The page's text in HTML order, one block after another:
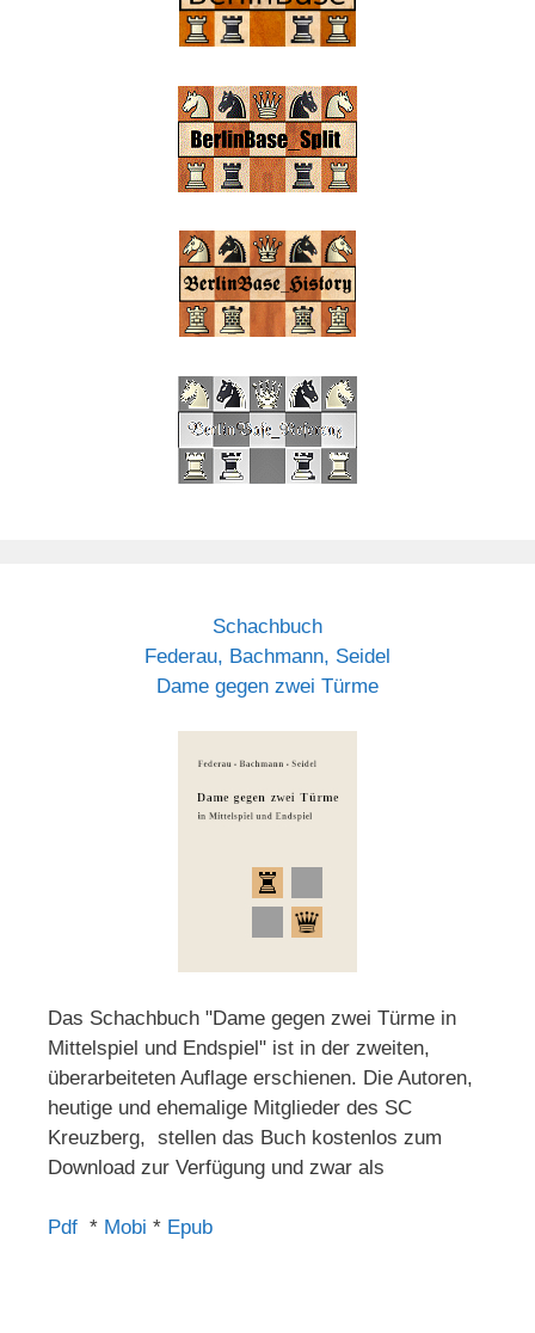
Schachbuch
Federau, Bachmann, Seidel
Dame gegen zwei Türme
Das Schachbuch "Dame gegen zwei Türme in
Mittelspiel und Endspiel" ist in der zweiten,
überarbeiteten Auflage erschienen. Die Autoren,
heutige und ehemalige Mitglieder des SC
Kreuzberg, stellen das Buch kostenlos zum
Download zur Verfügung und zwar als
Pdf * Mobi * Epub